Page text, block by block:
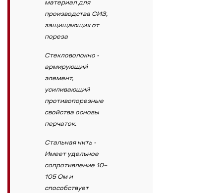
материал для
производства СИЗ,
защищающих от
пореза
Стекловолокно -
армирующий
элемент,
усиливающий
противопорезные
свойства основы
перчаток.
Стальная нить -
Имеет удельное
сопротивление 10–
105 Ом и
способствует